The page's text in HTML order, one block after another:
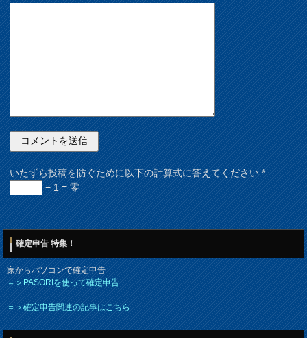
いたずら投稿を防ぐために以下の計算式に答えてください*
− 1 = 零
確定申告 特集！
家からパソコンで確定申告
＝＞PASORIを使って確定申告
＝＞確定申告関連の記事はこちら